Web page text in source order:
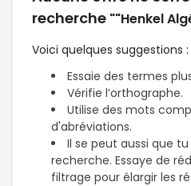
recherche ""Henkel
Voici quelques suggestions :
Essaie des termes
Vérifie l’orthographe.
Utilise des mots
d'abréviations.
Il se peut aussi que
recherche. Essaye de
filtrage pour élargir les